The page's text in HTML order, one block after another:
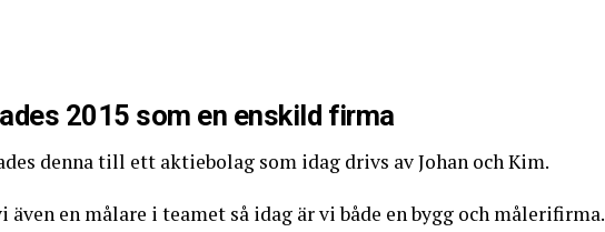
2015 som en enskild firma
denna till ett aktiebolag som idag drivs av Johan och Kim.
även en målare i teamet så idag är vi både en bygg och målerifirma.